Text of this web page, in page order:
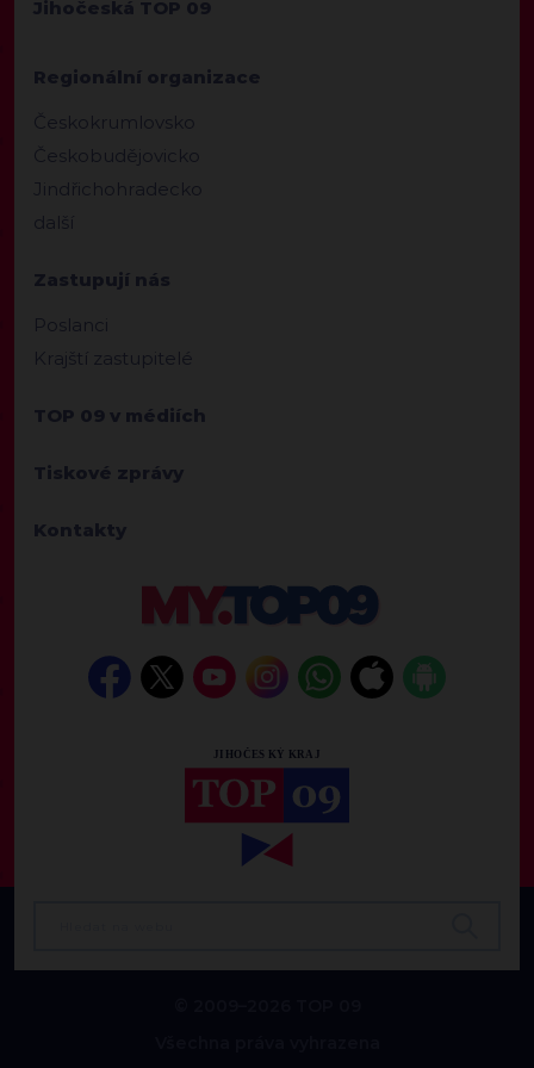
Jihočeská TOP 09
Regionální organizace
Českokrumlovsko
Českobudějovicko
Jindřichohradecko
další
Zastupují nás
Poslanci
Krajští zastupitelé
TOP 09 v médiích
Tiskové zprávy
Kontakty